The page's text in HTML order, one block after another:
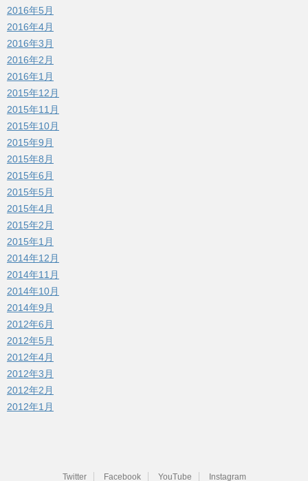
2016年5月
2016年4月
2016年3月
2016年2月
2016年1月
2015年12月
2015年11月
2015年10月
2015年9月
2015年8月
2015年6月
2015年5月
2015年4月
2015年2月
2015年1月
2014年12月
2014年11月
2014年10月
2014年9月
2012年6月
2012年5月
2012年4月
2012年3月
2012年2月
2012年1月
Twitter Facebook YouTube Instagram